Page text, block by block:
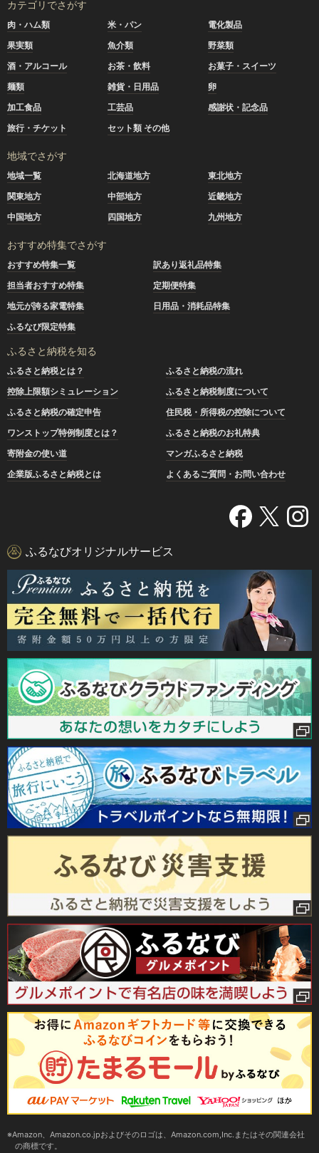
カテゴリでさがす
肉・ハム類 米・パン
電化製品
果実類
魚介類
野菜類
酒・アルコール
お茶・飲料
お菓子・スイーツ
麺類
雑貨・日用品
卵
加工食品
工芸品
感謝状・記念品
旅行・チケット
セット類 その他
地域でさがす
地域一覧 北海道地方
東北地方
関東地方
中部地方
近畿地方
中国地方
四国地方 九州地方
おすすめ特集でさがす
おすすめ特集一覧
訳あり返礼品特集
担当者おすすめ特集
定期便特集
地元が誇る家電特集
日用品・消耗品特集
ふるなび限定特集
ふるさと納税を知る
ふるさと納税とは？
ふるさと納税の流れ
控除上限額シミュレーション
ふるさと納税制度について
ふるさと納税の確定申告
住民税・所得税の控除について
ワンストップ特例制度とは？
ふるさと納税のお礼特典
寄附金の使い道
マンガふるさと納税
企業版ふるさと納税とは
よくあるご質問・お問い合わせ
ふるなびオリジナルサービス
Amazon、Amazon.co.jpおよびそのロゴは、Amazon.com,Inc.またはその関連会社
の商標です。